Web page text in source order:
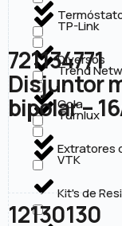
Diversos
Cola
Extratores
Kit's de
TP-Link
Trend
Turnlux
VTK
721134771
Disjuntor
bipolar –
12130130